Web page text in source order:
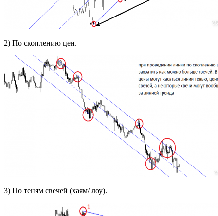
2) По скоплению цен.
3) По теням свечей (хаям/ лоу).